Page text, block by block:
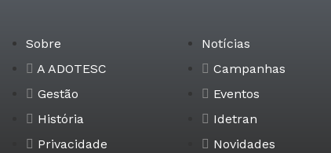
Sobre
A ADOTESC
Gestão
História
Privacidade
Notícias
Campanhas
Eventos
Idetran
Novidades